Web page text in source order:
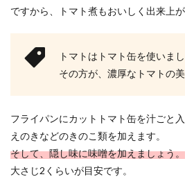
ですから、トマト煮もおいしく出来上が
トマトはトマト缶を使いまし
その方が、濃厚なトマトの
フライパンにカットトマト缶を汁ごと
えのきなどのきのこ類を加えます。
そして、隠し味に味噌を加えましょう。
大さじ2くらいが目安です。